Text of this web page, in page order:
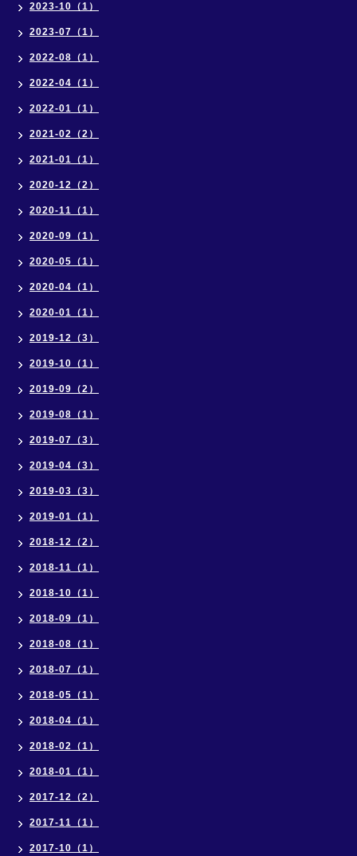
2023-10（1）
2023-07（1）
2022-08（1）
2022-04（1）
2022-01（1）
2021-02（2）
2021-01（1）
2020-12（2）
2020-11（1）
2020-09（1）
2020-05（1）
2020-04（1）
2020-01（1）
2019-12（3）
2019-10（1）
2019-09（2）
2019-08（1）
2019-07（3）
2019-04（3）
2019-03（3）
2019-01（1）
2018-12（2）
2018-11（1）
2018-10（1）
2018-09（1）
2018-08（1）
2018-07（1）
2018-05（1）
2018-04（1）
2018-02（1）
2018-01（1）
2017-12（2）
2017-11（1）
2017-10（1）